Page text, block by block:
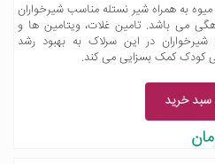
به همراه شیر نستله مناسب شیرخواران
8 ماهگی می باشد. تامین غلات، ویتامین ها و
شیرخواران در این سرلاک به بهبود رشد
کمک بسزایی می کند.
سبد خرید